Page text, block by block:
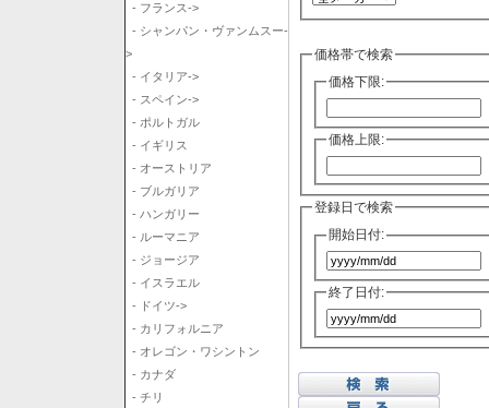
- フランス->
- シャンパン・ヴァンムスー-
>
- イタリア->
- スペイン->
- ポルトガル
- イギリス
- オーストリア
- ブルガリア
- ハンガリー
- ルーマニア
- ジョージア
- イスラエル
- ドイツ->
- カリフォルニア
- オレゴン・ワシントン
- カナダ
- チリ
価格帯で検索
価格下限:
価格上限:
登録日で検索
開始日付:
終了日付: